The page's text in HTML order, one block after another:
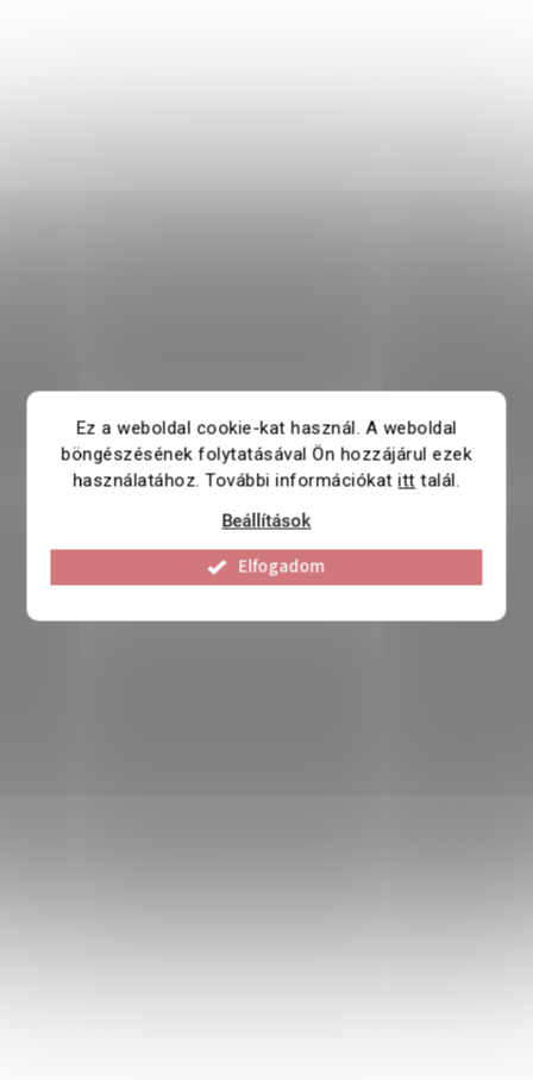
Ez a weboldal cookie-kat használ. A weboldal
böngészésének folytatásával Ön hozzájárul ezek
használatához. További információkatitt talál.
Beállítások
Elfogadom